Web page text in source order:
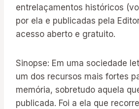
entrelaçamentos históricos
por ela e publicadas pela
acesso aberto e gratuito.
Sinopse: Em uma sociedade
um dos recursos mais fortes
memória, sobretudo aquela
publicada. Foi a ela que